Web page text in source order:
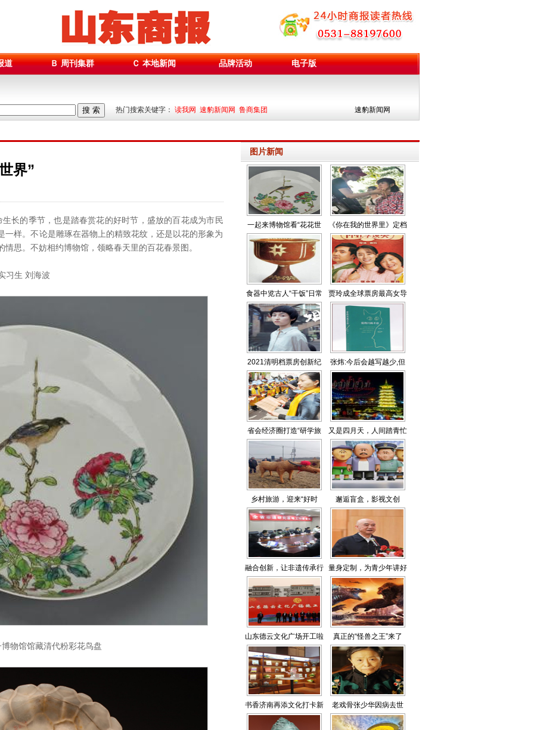
道 Ｂ 周刊集群 Ｃ 本地新闻 品牌活动 电子版
搜 索 热门搜索关键字： 读我网 速豹新闻网 鲁商集团 速豹新闻网
界”
的季节，也是踏春赏花的好时节，盛放的百花成为市民
一样。不论是雕琢在器物上的精致花纹，还是以花的形象为
思。不妨相约博物馆，领略春天里的百花春景图。
习生 刘海波
物馆馆藏清代粉彩花鸟盘
图片新闻
一起来博物馆看“花花世
界”
《你在我的世界里》定档
5月9日
食器中览古人“干饭”日常 贾玲成全球票房最高女导
演
2021清明档票房创新纪
录
张炜:今后会越写越少,但
要写得更好
省会经济圈打造“研学旅
行共同体”
又是四月天，人间踏青忙
乡村旅游，迎来“好时
节”山东各地推出一系列
精彩活动
邂逅盲盒，影视文创
也“潮玩”你下单抢“刘
能”没？
融合创新，让非遗传承行
稳致远
量身定制，为青少年讲好
党史
山东德云文化广场开工啦 真正的“怪兽之王”来了
书香济南再添文化打卡新
地标
老戏骨张少华因病去世